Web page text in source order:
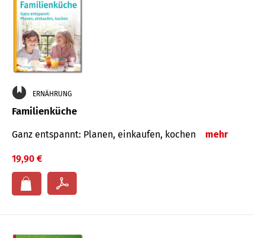
ERNÄHRUNG
Familienküche
Ganz entspannt: Planen, einkaufen, kochen mehr
19,90 €